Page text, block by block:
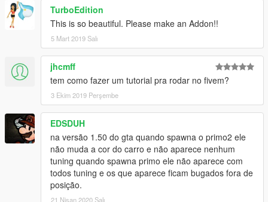
TurboEdition
This is so beautiful. Please make an Addon!!
5 Mart 2019 Salı
jhcmff
tem como fazer um tutorial pra rodar no fivem?
3 Ekim 2019 Perşembe
EDSDUH
na versão 1.50 do gta quando spawna o primo2 ele
não muda a cor do carro e não aparece nenhum
tuning quando spawna primo ele não aparece com
todos tuning e os que aparece ficam bugados fora de
posição.
21 Nisan 2020 Salı